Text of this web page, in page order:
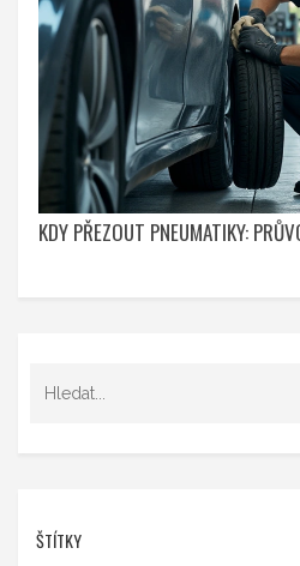
KDY PŘEZOUT PNEUMATIKY:
ŠTÍTKY